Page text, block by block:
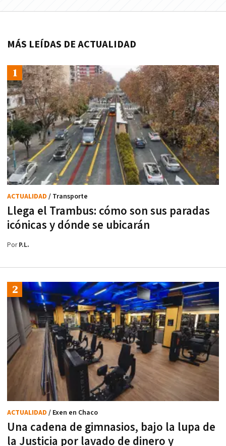
MÁS LEÍDAS DE ACTUALIDAD
Llega el Trambus: cómo son sus paradas
icónicas y dónde se ubicarán
ACTUALIDAD / Transporte
PorP.L.
Una cadena de gimnasios, bajo la lupa de
la Justicia por lavado de dinero y
ACTUALIDAD / Exen en Chaco